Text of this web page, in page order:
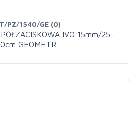
PZ/1540/GE (0)
IVO 15mm/25-
GEOMETR